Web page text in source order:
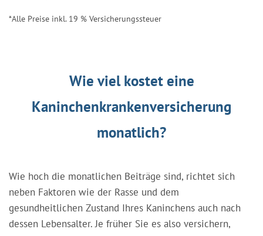
*Alle Preise inkl. 19 % Versicherungssteuer
Wie viel kostet eine
Kaninchenkrankenversicherung
monatlich?
Wie hoch die monatlichen Beiträge sind, richtet sich
neben Faktoren wie der Rasse und dem
gesundheitlichen Zustand Ihres Kaninchens auch nach
dessen Lebensalter. Je früher Sie es also versichern,